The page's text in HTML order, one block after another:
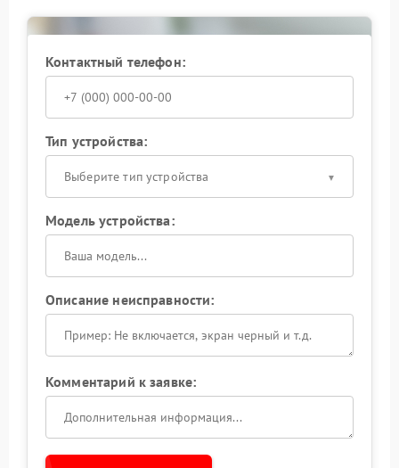
Контактный телефон:
Тип устройства:
Выберите тип устройства
Модель устройства:
Описание неисправности:
Комментарий к заявке: